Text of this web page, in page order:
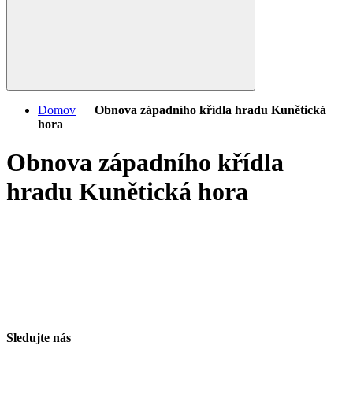
Domov
Obnova západního křídla hradu Kunětická
hora
Obnova západního křídla
hradu Kunětická hora
Sledujte nás